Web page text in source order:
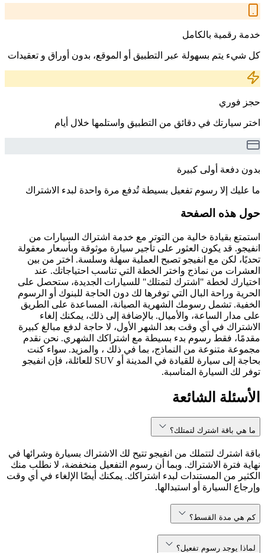
خدمة رقمية بالكامل
كل شيء يتم بسهولة عبر التطبيق أو الموقع، بدون أوراق و تعقيدات
حجز فوري
اختر سيارتك في دقائق من التطبيق واستلمها خلال أيام
بدون دفعة أولى كبيرة
ما عليك إلا رسوم تفعيل بسيطة تُدفع مرة واحدة لبدء الاشتراك
حول هذه الصفحة
استمتع بقيادة خالية من التوتر مع خدمة اشتراك السيارات من
انفيجو. قد يكون العثور على تأجير سيارة موثوقة وبأسعار معقولة
تحديًا، لكن مع انفيجو تصبح العملية سهلة وسلسة. اختر من بين
العشرات من نماذج واختر الخطة التي تناسب احتياجاتك. عند
اختيارك لخطة "اشترك لتمتلك" للسيارات الجديدة، ستحصل على
الحرية وراحة البال التي توفرها لك دون الحاجة للبنوك أو الرسوم
الخفية. تشمل رسومك الشهرية الصيانة، المساعدة على الطريق
على مدار الساعة، والأميال. بالإضافة إلى ذلك، يمكنك إلغاء
الاشتراك في أي وقت بعد الشهر الأول، لا حاجة لدفع مبالغ كبيرة
مقدمًا، فقط رسوم بدء بسيطة مع اشتراكك الشهري. نحن نقدم
مجموعة متنوعة من النماذج، بما في ذلك ، والمزيد. سواء كنت
بحاجة إلى سيارة للقيادة في المدينة أو SUV للعائلة، فإن انفيجو
توفر لك السيارة المناسبة.
الأسئلة الشائعة
ما هي باقة اشترك لتمتلك؟
باقة اشترك لتتملك من انفيجو تتيح لك الاشتراك بسيارة وشرائها في
نهاية فترة الاشتراك. وبما أن رسوم التفعيل منخفضة، لا نطلب منك
الكثير من المستندات لبدء اشتراكك. يمكنك أيضًا الإلغاء في أي وقت
وإرجاع السيارة أو استبدالها.
كم هي مدة القسط؟
لماذا يوجد رسوم تفعيل؟